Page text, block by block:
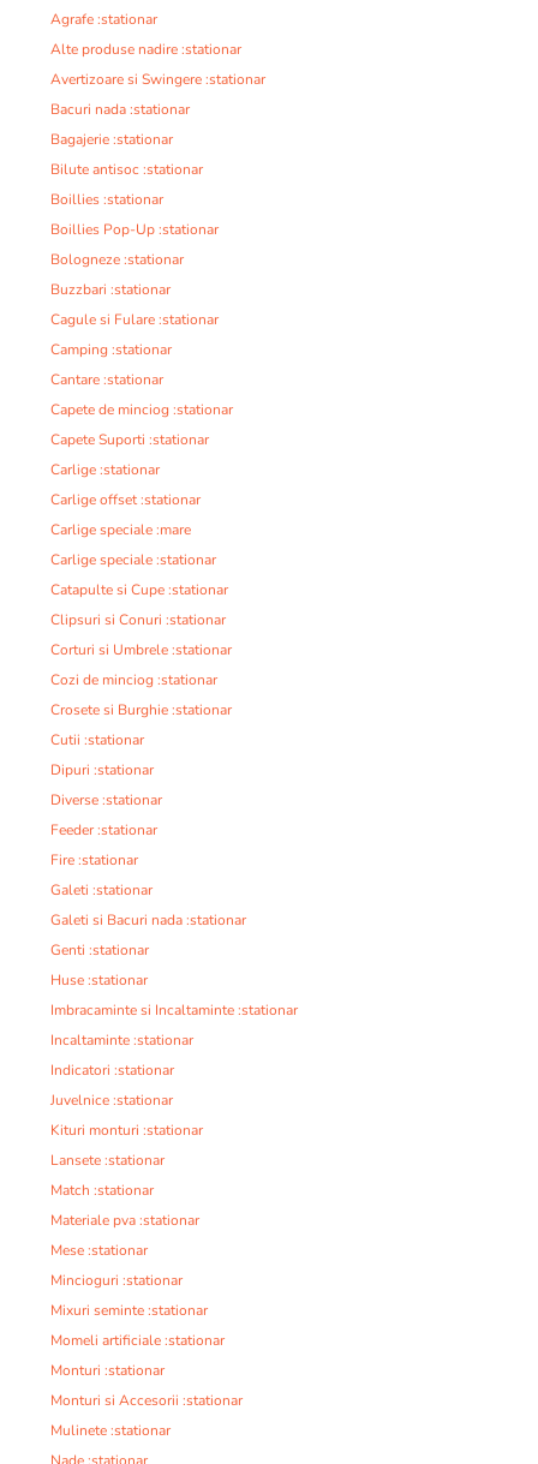
Agrafe :stationar
Alte produse nadire :stationar
Avertizoare si Swingere :stationar
Bacuri nada :stationar
Bagajerie :stationar
Bilute antisoc :stationar
Boillies :stationar
Boillies Pop-Up :stationar
Bologneze :stationar
Buzzbari :stationar
Cagule si Fulare :stationar
Camping :stationar
Cantare :stationar
Capete de minciog :stationar
Capete Suporti :stationar
Carlige :stationar
Carlige offset :stationar
Carlige speciale :mare
Carlige speciale :stationar
Catapulte si Cupe :stationar
Clipsuri si Conuri :stationar
Corturi si Umbrele :stationar
Cozi de minciog :stationar
Crosete si Burghie :stationar
Cutii :stationar
Dipuri :stationar
Diverse :stationar
Feeder :stationar
Fire :stationar
Galeti :stationar
Galeti si Bacuri nada :stationar
Genti :stationar
Huse :stationar
Imbracaminte si Incaltaminte :stationar
Incaltaminte :stationar
Indicatori :stationar
Juvelnice :stationar
Kituri monturi :stationar
Lansete :stationar
Match :stationar
Materiale pva :stationar
Mese :stationar
Mincioguri :stationar
Mixuri seminte :stationar
Momeli artificiale :stationar
Monturi :stationar
Monturi si Accesorii :stationar
Mulinete :stationar